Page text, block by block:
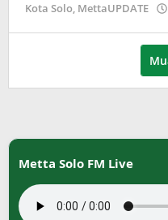
Kota Solo, MettaUPDATE
Metta Solo FM Live